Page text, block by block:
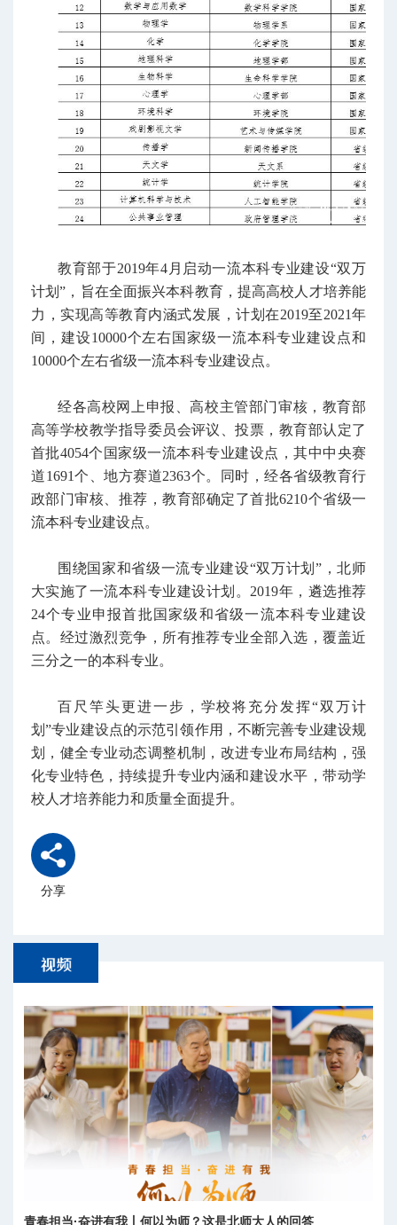
教育部于2019年4月启动一流本科专业建设“双万
计划”，旨在全面振兴本科教育，提高高校人才培养能
力，实现高等教育内涵式发展，计划在2019至2021年
间，建设10000个左右国家级一流本科专业建设点和
10000个左右省级一流本科专业建设点。
经各高校网上申报、高校主管部门审核，教育部
高等学校教学指导委员会评议、投票，教育部认定了
首批4054个国家级一流本科专业建设点，其中中央赛
道1691个、地方赛道2363个。同时，经各省级教育行
政部门审核、推荐，教育部确定了首批6210个省级一
流本科专业建设点。
围绕国家和省级一流专业建设“双万计划”，北师
大实施了一流本科专业建设计划。2019年，遴选推荐
24个专业申报首批国家级和省级一流本科专业建设
点。经过激烈竞争，所有推荐专业全部入选，覆盖近
三分之一的本科专业。
百尺竿头更进一步，学校将充分发挥“双万计
划”专业建设点的示范引领作用，不断完善专业建设规
划，健全专业动态调整机制，改进专业布局结构，强
化专业特色，持续提升专业内涵和建设水平，带动学
校人才培养能力和质量全面提升。
分享
青春担当·奋进有我丨何以为师？这是北师大人的回答